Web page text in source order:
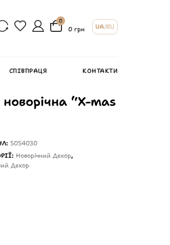
0
0 грн UA/RU
СПІВПРАЦЯ КОНТАКТИ
“X-mas
5054030
Новорічний Декор,
Декор